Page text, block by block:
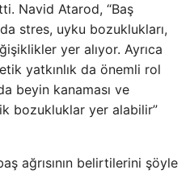
Navid Atarod, “Baş
stres, uyku bozuklukları,
yer alıyor. Ayrıca
yatkınlık da önemli rol
beyin kanaması ve
bozukluklar yer alabilir”
ağrısının belirtilerini şöyle